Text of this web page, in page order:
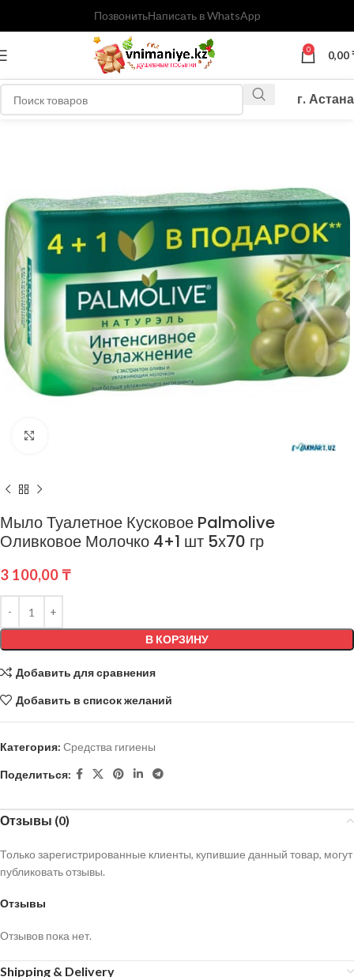
ПозвонитьНаписать в WhatsApp
0 0,00
г. Астана
Мыло Туалетное Кусковое Palmolive
Оливковое Молочко 4+1 шт 5х70 гр
3 100,00 ₸
В КОРЗИНУ
Добавить для сравнения
Добавить в список желаний
Категория: Средства гигиены
Поделиться:
Отзывы (0)
Отзывы
Отзывов пока нет.
Только зарегистрированные клиенты, купившие данный товар, могут
публиковать отзывы.
Shipping & Delivery